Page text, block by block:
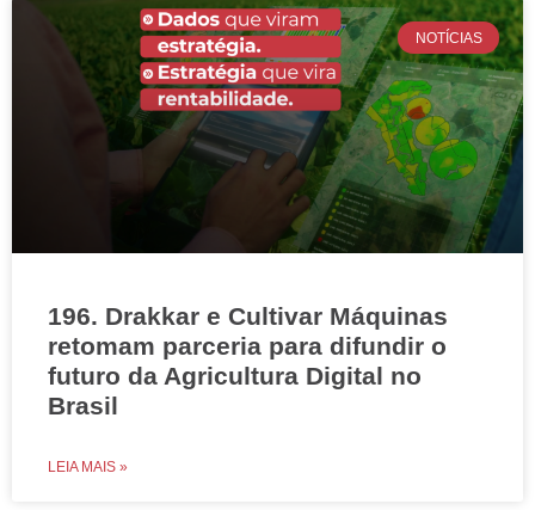
NOTÍCIAS
196. Drakkar e Cultivar Máquinas
retomam parceria para difundir o
futuro da Agricultura Digital no
Brasil
LEIA MAIS »